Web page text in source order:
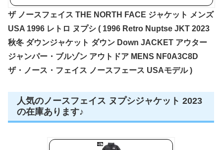
ザ ノースフェイス THE NORTH FACE ジャケット メンズ
USA 1996 レトロ ヌプシ ( 1996 Retro Nuptse JKT 2023
秋冬 ダウンジャケット ダウン Down JACKET アウター
ジャンパー・ブルゾン アウトドア MENS NF0A3C8D
ザ・ノース・フェイス ノースフェース USAモデル )
人気のノースフェイス ヌプシジャケット 2023
の在庫あります♪